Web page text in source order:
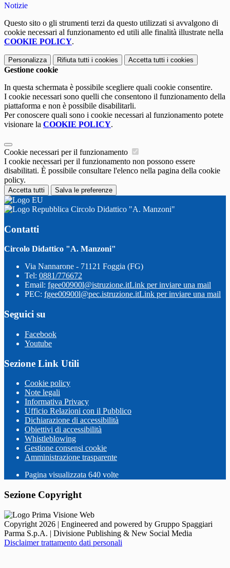
Notizie
Questo sito o gli strumenti terzi da questo utilizzati si avvalgono di
cookie necessari al funzionamento ed utili alle finalità illustrate nella
COOKIE POLICY.
Personalizza Rifiuta tutti i cookies Accetta tutti i cookies
Gestione cookie
In questa schermata è possibile scegliere quali cookie consentire.
I cookie necessari sono quelli che consentono il funzionamento della
piattaforma e non è possibile disabilitarli.
Per conoscere quali sono i cookie necessari al funzionamento potete
visionare la COOKIE POLICY.
Cookie necessari per il funzionamento
I cookie necessari per il funzionamento non possono essere
disabilitati. È possibile consultare l'elenco nella pagina della cookie
policy.
Accetta tutti Salva le preferenze
Circolo Didattico "A. Manzoni"
Contatti
Circolo Didattico "A. Manzoni"
Via Nannarone - 71121 Foggia (FG)
Tel: 0881/776672
Email: fgee00900l@istruzione.itLink per inviare una mail
PEC: fgee00900l@pec.istruzione.itLink per inviare una mail
Seguici su
Facebook
Youtube
Sezione Link Utili
Cookie policy
Note legali
Informativa Privacy
Ufficio Relazioni con il Pubblico
Dichiarazione di accessibilità
Obiettivi di accessibilità
Whistleblowing
Gestione consensi cookie
Amministrazione trasparente
Pagina visualizzata 640 volte
Sezione Copyright
Copyright 2026 | Engineered and powered by Gruppo Spaggiari
Parma S.p.A. | Divisione Publishing & New Social Media
Disclaimer trattamento dati personali